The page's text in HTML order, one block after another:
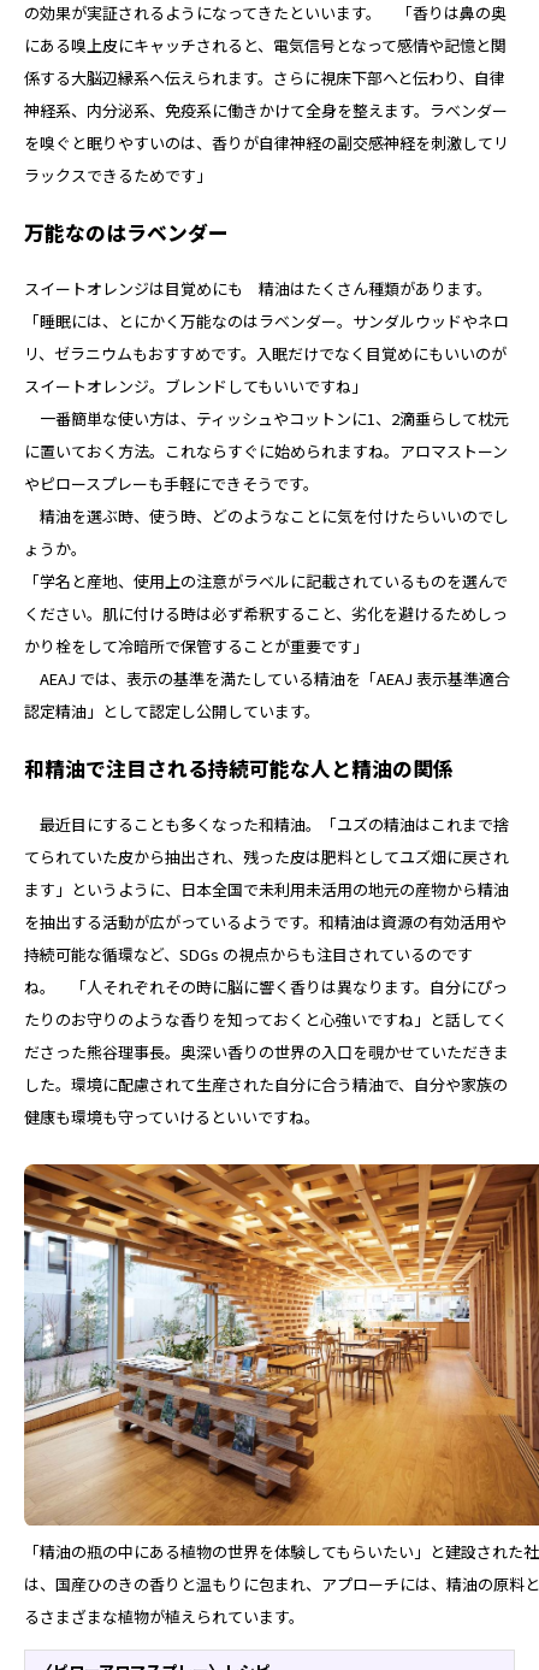
の効果が実証されるようになってきたといいます。 「香りは鼻の奥
にある嗅上皮にキャッチされると、電気信号となって感情や記憶と関
係する大脳辺縁系へ伝えられます。さらに視床下部へと伝わり、自律
神経系、内分泌系、免疫系に働きかけて全身を整えます。ラベンダー
を嗅ぐと眠りやすいのは、香りが自律神経の副交感神経を刺激してリ
ラックスできるためです」
万能なのはラベンダー
スイートオレンジは目覚めにも 精油はたくさん種類があります。
「睡眠には、とにかく万能なのはラベンダー。サンダルウッドやネロ
リ、ゼラニウムもおすすめです。入眠だけでなく目覚めにもいいのが
スイートオレンジ。ブレンドしてもいいですね」
一番簡単な使い方は、ティッシュやコットンに1、2滴垂らして枕元
に置いておく方法。これならすぐに始められますね。アロマストーン
やピロースプレーも手軽にできそうです。
精油を選ぶ時、使う時、どのようなことに気を付けたらいいのでし
ょうか。
「学名と産地、使用上の注意がラベルに記載されているものを選んで
ください。肌に付ける時は必ず希釈すること、劣化を避けるためしっ
かり栓をして冷暗所で保管することが重要です」
AEAJ では、表示の基準を満たしている精油を「AEAJ 表示基準適合
認定精油」として認定し公開しています。
和精油で注目される持続可能な人と精油の関係
最近目にすることも多くなった和精油。「ユズの精油はこれまで捨
てられていた皮から抽出され、残った皮は肥料としてユズ畑に戻され
ます」というように、日本全国で未利用未活用の地元の産物から精油
を抽出する活動が広がっているようです。和精油は資源の有効活用や
持続可能な循環など、SDGs の視点からも注目されているのです
ね。 「人それぞれその時に脳に響く香りは異なります。自分にぴっ
たりのお守りのような香りを知っておくと心強いですね」と話してく
ださった熊谷理事長。奥深い香りの世界の入口を覗かせていただきま
した。環境に配慮されて生産された自分に合う精油で、自分や家族の
健康も環境も守っていけるといいですね。
「精油の瓶の中にある植物の世界を体験してもらいたい」と建設された
は、国産ひのきの香りと温もりに包まれ、アプローチには、精油の原料
るさまざまな植物が植えられています。